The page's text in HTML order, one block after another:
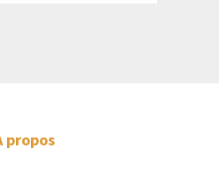
propos